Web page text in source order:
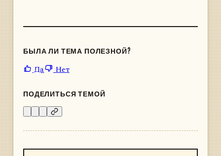
БЫЛА ЛИ ТЕМА ПОЛЕЗНОЙ?
Да Нет
ПОДЕЛИТЬСЯ ТЕМОЙ